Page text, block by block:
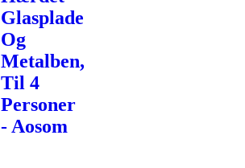
Glasplade
Og
Metalben,
Til 4
Personer
- Aosom